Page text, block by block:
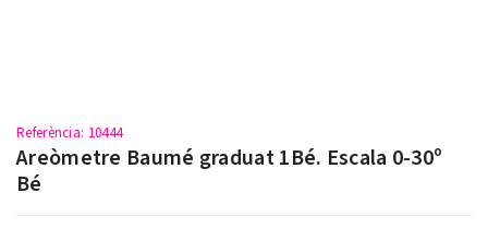
Referència: 10444
Areòmetre Baumé graduat 1Bé. Escala 0-30º
Bé